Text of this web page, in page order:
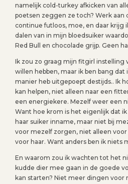
namelijk cold-turkey afkicken van
poetsen zeggen ze toch? Werk aan
continue futloos, moe, en daar krijg
dalen van in mijn bloedsuiker
Red Bull en chocolade grijp. Geen
Ik zou zo graag mijn fitgirl instelling
willen hebben, maar ik ben bang dat
manier heb uitgepoept destijds.. Ik
kan helpen, niet alleen naar een
een energiekere. Mezelf weer een
Want hoe krom is het eigenlijk dat
haar suiker inname, maar niet bij
voor mezelf zorgen, niet alleen
voor haar. Want anders ben ik niets
En waarom zou ik wachten tot het
kudde dier mee gaan in de goede
kan starten? Niet meer dingen voor